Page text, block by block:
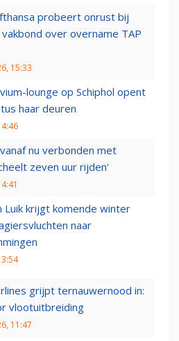
probeert onrust bij
over overname TAP
15:33
lounge op Schiphol opent
haar deuren
nu verbonden met
zeven uur rijden'
Luik krijgt komende winter
naar
grijpt ternauwernood in:
vlootuitbreiding
11:47